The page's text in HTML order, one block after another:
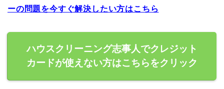
ーの問題を今すぐ解決したい方はこちら
ハウスクリーニング志事人でクレジット
カードが使えない方はこちらをクリック